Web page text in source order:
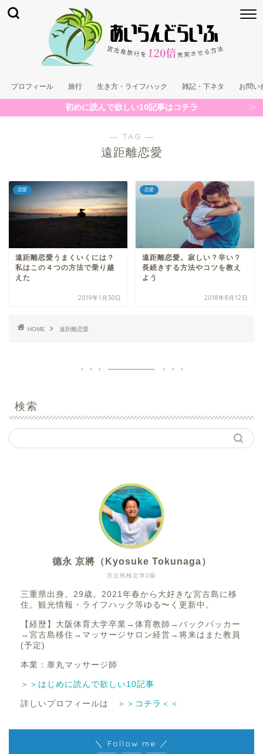
プロフィール 旅行 生き方・ライフハック 雑記・下ネタ お問い
初めに読んで欲しい10記事はコチラ
― TAG ―
遠距離恋愛
恋愛
遠距離恋愛うまくいくには？
私はこの４つの方法で乗り越
えた
2019年1月30日
恋愛
遠距離恋愛。寂しい？辛い？
長続きする方法やコツを教え
よう
2018年8月12日
HOME 遠距離恋愛
検索
宮古島検定準2級
德永 京將（Kyosuke Tokunaga）
三重県出身。29歳。2021年春から大好きな宮古島に移
住。観光情報・ライフハック等ゆる〜く更新中。
【経歴】大阪体育大学卒業→体育教師→バックパッカー
→宮古島移住→マッサージサロン経営→将来はまた教員
(予定)
本業：睾丸マッサージ師
＞＞はじめに読んで欲しい10記事
詳しいプロフィールは ＞＞コチラ＜＜
＼ Follow me ／